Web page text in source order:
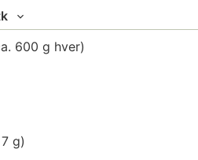
600 g hver)
g)